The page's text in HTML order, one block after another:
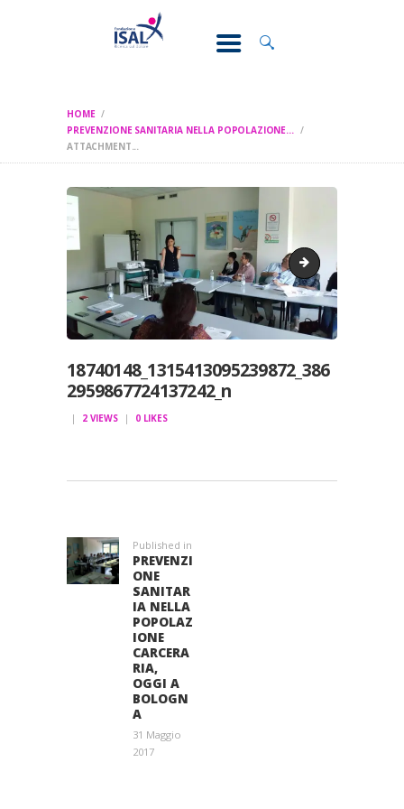
HOME
PREVENZIONE SANITARIA NELLA POPOLAZIONE...
ATTACHMENT...
CONOSCI IL
DOLORE
RICERCA
FORMAZIONE
CHI SIAMO
18740148_1315413095239872_386
2959867724137242_n
2 VIEWS 0 LIKES
Published in
PREVENZI
ONE
SANITAR
IA NELLA
POPOLAZ
IONE
CARCERA
RIA,
OGGI A
BOLOGN
A
31 Maggio
2017